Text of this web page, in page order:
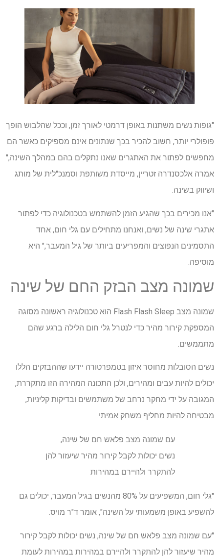
"גופות נשים משתנות באופן דרמטי לאורך זמן, וככל שהלבוש הופך
פופולרי יותר, חשוב להכיר בכך שנתונים אינם מספיקים כאשר הם
מחפשים לפתור את האתגרים שאנו נתקלים בהם במהלך השינה,"
אמרה אלכסנדרה זטריין, מייסדת משותפת וסמנכ"לית של מותג
ושיווק בשינה.
"אנו מכירים בכך שהגיע הזמן להשתמש בטכנולוגיה כדי לפתור
אתגרי שינה של נשים, ואנחנו מתחילים עם גלי חום, אחד
התסמינים הנפוצים והמפריעים ביותר של גיל המעבר," היא
מוסיפה.
שמונה מצב הבזק החם של שינה
שמונה מצב Flash Flash Sleep הוא טכנולוגיה ראשונה מסוגה
המספקת קירור מהיר כדי לנטרל גלי חום הלילה ברגע שהם
מתממשים.
נשים הסובלות מחוסר איזון בטמפרטורה יידעו שההבזקים הללו
יכולים להיות עבים ומהירים, ולכן התכונה המהירה הזו מתקררת,
המגובה על ידי מחקר נרחב של משתמשים ובדיקות קליניות,
מבטיחה להיות מחליף משחק אמיתי.
עם שמונה מצב פלאש חם של שינה,
נשים יכולות לקבל קירור מהיר שיעזור להן
להתקרר ולהיירם במהירות
"גלי חום, המשפיעים על 80% מהנשים בגיל המעבר, יכולים גם
להשפיע באופן משמעותי על השינה", אומר ד"ר מויס.
"עם שמונה מצב פלאש חם של שינה, נשים יכולות לקבל קירור
מהיר שיעזור להן להתקרר ולהיירם במהירות במהירות לעומת